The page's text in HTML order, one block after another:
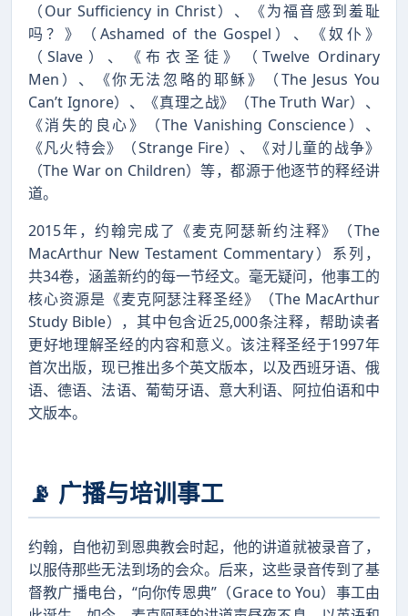
（Our Sufficiency in Christ）、《为福音感到羞耻
吗？》（Ashamed of the Gospel）、《奴仆》
（Slave）、《布衣圣徒》（Twelve Ordinary
Men）、《你无法忽略的耶稣》（The Jesus You
Can’t Ignore）、《真理之战》（The Truth War）、
《消失的良心》（The Vanishing Conscience）、
《凡火特会》（Strange Fire）、《对儿童的战争》
（The War on Children）等，都源于他逐节的释经讲
道。
2015年，约翰完成了《麦克阿瑟新约注释》（The
MacArthur New Testament Commentary）系列，
共34卷，涵盖新约的每一节经文。毫无疑问，他事工的
核心资源是《麦克阿瑟注释圣经》（The MacArthur
Study Bible），其中包含近25,000条注释，帮助读者
更好地理解圣经的内容和意义。该注释圣经于1997年
首次出版，现已推出多个英文版本，以及西班牙语、俄
语、德语、法语、葡萄牙语、意大利语、阿拉伯语和中
文版本。
📡 广播与培训事工
约翰，自他初到恩典教会时起，他的讲道就被录音了，
以服侍那些无法到场的会众。后来，这些录音传到了基
督教广播电台，“向你传恩典”（Grace to You）事工由